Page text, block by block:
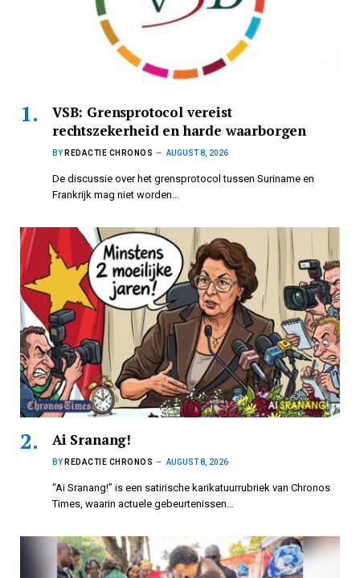
VSB: Grensprotocol vereist
rechtszekerheid en harde waarborgen
BY REDACTIE CHRONOS AUGUST 8, 2026
De discussie over het grensprotocol tussen Suriname en
Frankrijk mag niet worden…
Ai Sranang!
BY REDACTIE CHRONOS AUGUST 8, 2026
“Ai Sranang!” is een satirische karikatuurrubriek van Chronos
Times, waarin actuele gebeurtenissen…